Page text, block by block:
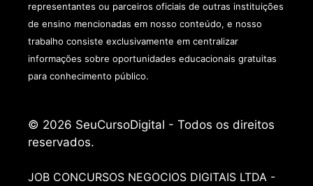
representantes ou parceiros oficiais de outras instituições
de ensino mencionadas em nosso conteúdo, e nosso
trabalho consiste exclusivamente em centralizar
informações sobre oportunidades educacionais gratuitas
para conhecimento público.
© 2026 SeuCursoDigital - Todos os direitos
reservados.
JOB CONCURSOS NEGOCIOS DIGITAIS LTDA -